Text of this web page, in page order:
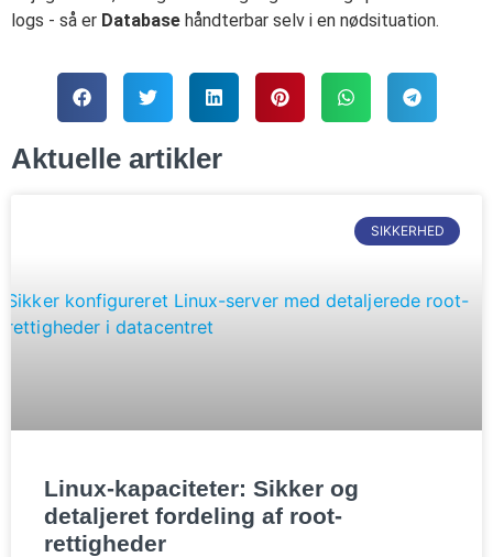
logs - så er Database håndterbar selv i en nødsituation.
Aktuelle artikler
SIKKERHED
Linux-kapaciteter: Sikker og
detaljeret fordeling af root-
rettigheder